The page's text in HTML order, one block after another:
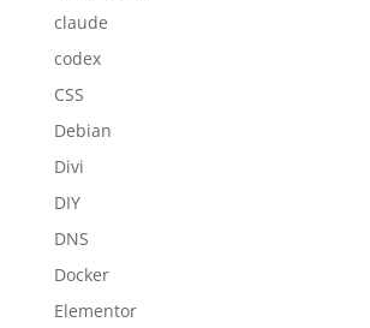
claude
codex
CSS
Debian
Divi
DIY
DNS
Docker
Elementor